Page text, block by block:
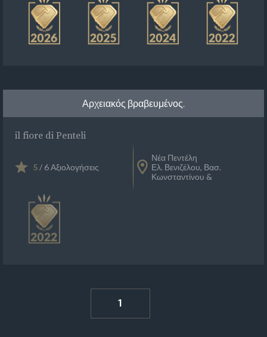
Αρχειακός βραβευμένος.
il fiore di Penteli
5/ 6 Αξιολογήσεις
Νέα Πεντέλη
Ελ. Βενιζέλου, Βασ.
Κωνσταντίνου &
1